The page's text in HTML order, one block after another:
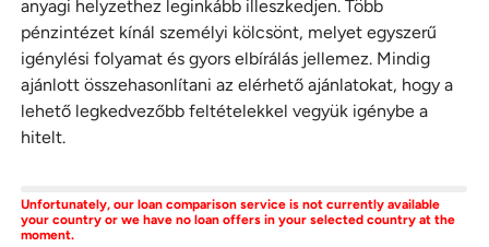
anyagi helyzethez leginkább illeszkedjen. Több
pénzintézet kínál személyi kölcsönt, melyet egyszerű
igénylési folyamat és gyors elbírálás jellemez. Mindig
ajánlott összehasonlítani az elérhető ajánlatokat, hogy a
lehető legkedvezőbb feltételekkel vegyük igénybe a
hitelt.
Unfortunately, our loan comparison service is not currently available
your country or we have no loan offers in your selected country at the
moment.